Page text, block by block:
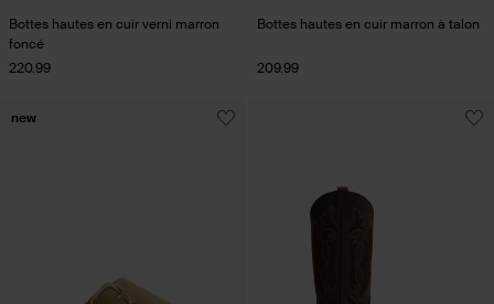
Bottes hautes en cuir verni marron
foncé
220.99
Bottes hautes en cuir marron à talon
209.99
new